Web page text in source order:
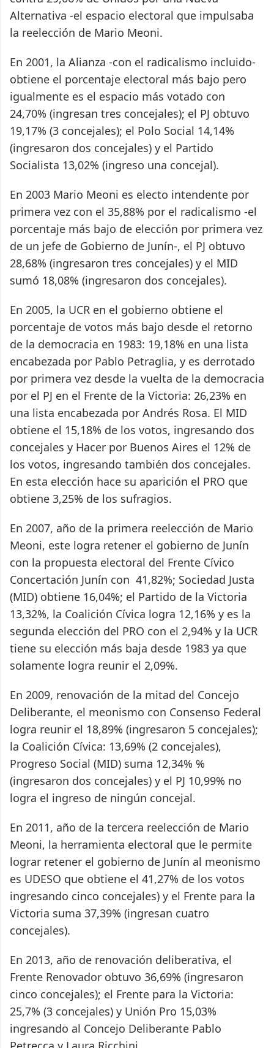
Alternativa -el espacio electoral que impulsaba
la reelección de Mario Meoni.
En 2001, la Alianza -con el radicalismo incluido-
obtiene el porcentaje electoral más bajo pero
igualmente es el espacio más votado con
24,70% (ingresan tres concejales); el PJ obtuvo
19,17% (3 concejales); el Polo Social 14,14%
(ingresaron dos concejales) y el Partido
Socialista 13,02% (ingreso una concejal).
En 2003 Mario Meoni es electo intendente por
primera vez con el 35,88% por el radicalismo -el
porcentaje más bajo de elección por primera vez
de un jefe de Gobierno de Junín-, el PJ obtuvo
28,68% (ingresaron tres concejales) y el MID
sumó 18,08% (ingresaron dos concejales).
En 2005, la UCR en el gobierno obtiene el
porcentaje de votos más bajo desde el retorno
de la democracia en 1983: 19,18% en una lista
encabezada por Pablo Petraglia, y es derrotado
por primera vez desde la vuelta de la democracia
por el PJ en el Frente de la Victoria: 26,23% en
una lista encabezada por Andrés Rosa. El MID
obtiene el 15,18% de los votos, ingresando dos
concejales y Hacer por Buenos Aires el 12% de
los votos, ingresando también dos concejales.
En esta elección hace su aparición el PRO que
obtiene 3,25% de los sufragios.
En 2007, año de la primera reelección de Mario
Meoni, este logra retener el gobierno de Junín
con la propuesta electoral del Frente Cívico
Concertación Junín con 41,82%; Sociedad Justa
(MID) obtiene 16,04%; el Partido de la Victoria
13,32%, la Coalición Cívica logra 12,16% y es la
segunda elección del PRO con el 2,94% y la UCR
tiene su elección más baja desde 1983 ya que
solamente logra reunir el 2,09%.
En 2009, renovación de la mitad del Concejo
Deliberante, el meonismo con Consenso Federal
logra reunir el 18,89% (ingresaron 5 concejales);
la Coalición Cívica: 13,69% (2 concejales),
Progreso Social (MID) suma 12,34% %
(ingresaron dos concejales) y el PJ 10,99% no
logra el ingreso de ningún concejal.
En 2011, año de la tercera reelección de Mario
Meoni, la herramienta electoral que le permite
lograr retener el gobierno de Junín al meonismo
es UDESO que obtiene el 41,27% de los votos
ingresando cinco concejales) y el Frente para la
Victoria suma 37,39% (ingresan cuatro
concejales).
En 2013, año de renovación deliberativa, el
Frente Renovador obtuvo 36,69% (ingresaron
cinco concejales); el Frente para la Victoria:
25,7% (3 concejales) y Unión Pro 15,03%
ingresando al Concejo Deliberante Pablo